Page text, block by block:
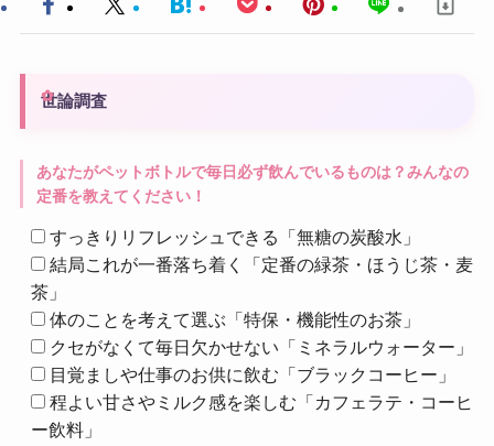
世論調査
あなたがペットボトルで毎日必ず飲んでいるものは？みんなの
定番を教えてください！
すっきりリフレッシュできる「無糖の炭酸水」
結局これが一番落ち着く「定番の緑茶・ほうじ茶・麦
茶」
体のことを考えて選ぶ「特保・機能性のお茶」
クセがなくて毎日欠かせない「ミネラルウォーター」
目覚ましや仕事のお供に飲む「ブラックコーヒー」
程よい甘さやミルク感を楽しむ「カフェラテ・コーヒ
ー飲料」